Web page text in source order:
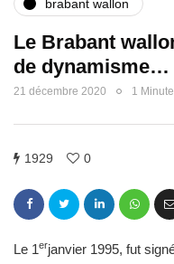
brabant wallon
Le Brabant
de dynamisme…
21 décembre 2020 1
1929 0
Le 1erjanvier 1995, fut